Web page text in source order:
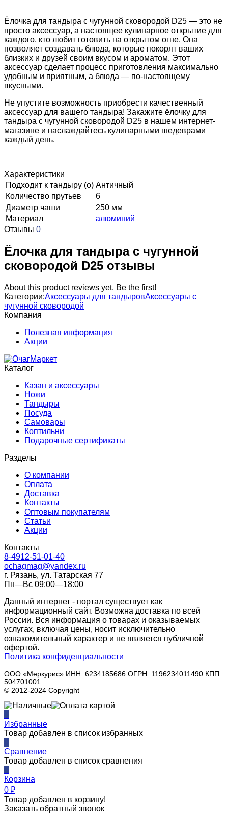
Ёлочка для тандыра с чугунной сковородой D25 — это не
просто аксессуар, а настоящее кулинарное открытие для
каждого, кто любит готовить на открытом огне. Она
позволяет создавать блюда, которые покорят ваших
близких и друзей своим вкусом и ароматом. Этот
аксессуар сделает процесс приготовления максимально
удобным и приятным, а блюда — по-настоящему
вкусными.
Не упустите возможность приобрести качественный
аксессуар для вашего тандыра! Закажите ёлочку для
тандыра с чугунной сковородой D25 в нашем интернет-
магазине и наслаждайтесь кулинарными шедеврами
каждый день.
Характеристики
Подходит к тандыру (о) Античный
Количество прутьев
6
Диаметр чаши
250 мм
Материал
алюминий
Отзывы 0
Ёлочка для тандыра с чугунной
сковородой D25 отзывы
About this product reviews yet. Be the first!
Категории:Аксессуары для тандыровАксессуары с
чугунной сковородой
Компания
Полезная информация
Акции
Каталог
Казан и аксессуары
Ножи
Тандыры
Посуда
Самовары
Коптильни
Подарочные сертификаты
Разделы
О компании
Оплата
Доставка
Контакты
Оптовым покупателям
Статьи
Акции
Контакты
8-4912-51-01-40
ochagmag@yandex.ru
г. Рязань, ул. Татарская 77
Пн—Вс 09:00—18:00
Данный интернет - портал существует как
информационный сайт. Возможна доставка по всей
России. Вся информация о товарах и оказываемых
услугах, включая цены, носит исключительно
ознакомительный характер и не является публичной
офертой.
Политика конфиденциальности
ООО «Меркурис» ИНН: 6234185686 ОГРН: 1196234011490 КПП:
504701001
© 2012-2024 Copyright
Избранные
Товар добавлен в список избранных
Сравнение
Товар добавлен в список сравнения
Корзина
0 ₽
Товар добавлен в корзину!
Заказать обратный звонок